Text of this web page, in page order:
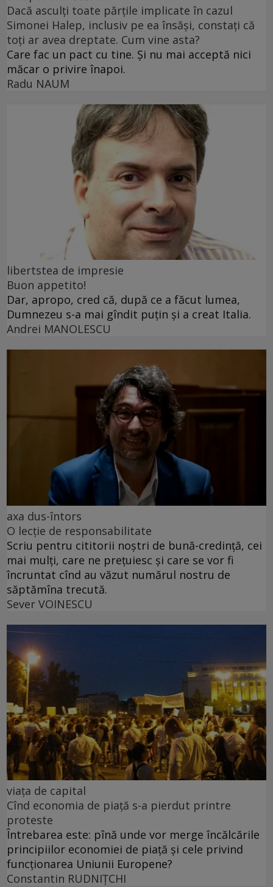
Dacă asculți toate părțile implicate în cazul
Simonei Halep, inclusiv pe ea însăși, constați că
toți ar avea dreptate. Cum vine asta?
Care fac un pact cu tine. Și nu mai acceptă nici
măcar o privire înapoi.
Radu NAUM
libertstea de impresie
Buon appetito!
Dar, apropo, cred că, după ce a făcut lumea,
Dumnezeu s-a mai gîndit puțin și a creat Italia.
Andrei MANOLESCU
axa dus-întors
O lecție de responsabilitate
Scriu pentru cititorii noștri de bună-credință, cei
mai mulți, care ne prețuiesc și care se vor fi
încruntat cînd au văzut numărul nostru de
săptămîna trecută.
Sever VOINESCU
viața de capital
Cînd economia de piață s-a pierdut printre
proteste
Întrebarea este: pînă unde vor merge încălcările
principiilor economiei de piață și cele privind
funcționarea Uniunii Europene?
Constantin RUDNIŢCHI